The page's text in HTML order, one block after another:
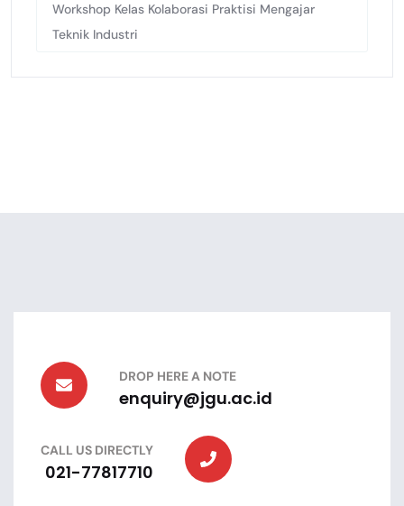
Workshop Kelas Kolaborasi Praktisi Mengajar
Teknik Industri
DROP HERE A NOTE
enquiry@jgu.ac.id
CALL US DIRECTLY
021-77817710